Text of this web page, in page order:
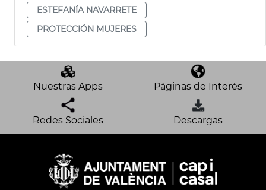
ESTEFANÍA NAVARRETE
PROTECCIÓN MUJERES
Nuestras Apps Páginas de Interés
Redes Sociales Descargas